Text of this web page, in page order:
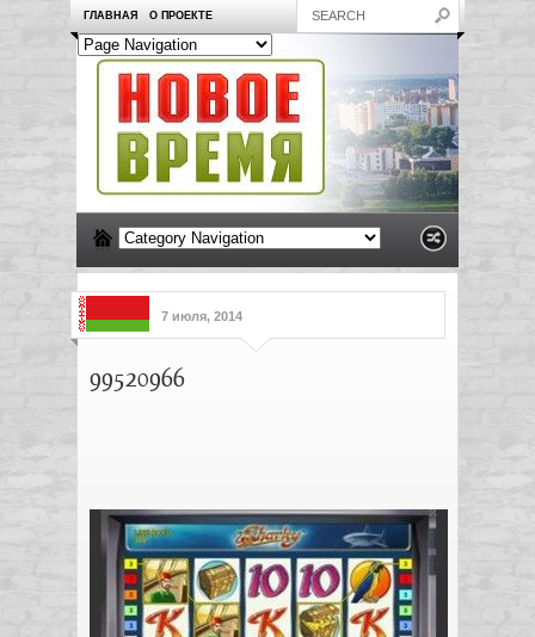
ГЛАВНАЯ О ПРОЕКТЕ
7 июля, 2014
99520966